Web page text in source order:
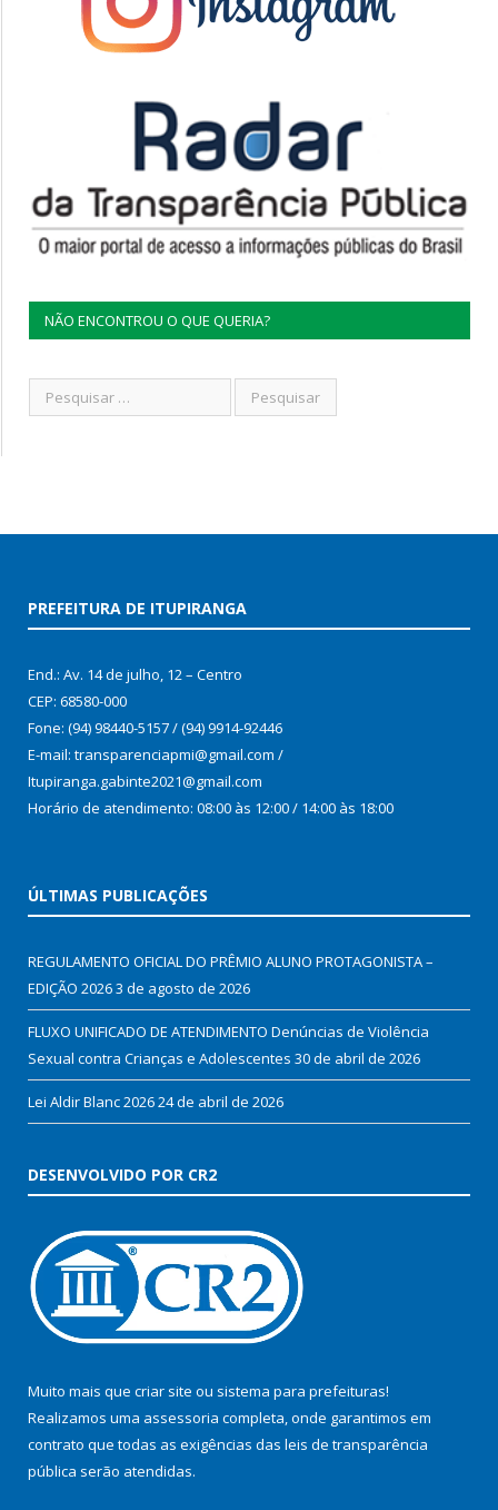
NÃO ENCONTROU O QUE QUERIA?
PREFEITURA DE ITUPIRANGA
End.: Av. 14 de julho, 12 – Centro
CEP: 68580-000
Fone: (94) 98440-5157 / (94) 9914-92446
E-mail: transparenciapmi@gmail.com /
Itupiranga.gabinte2021@gmail.com
Horário de atendimento: 08:00 às 12:00 / 14:00 às 18:00
ÚLTIMAS PUBLICAÇÕES
REGULAMENTO OFICIAL DO PRÊMIO ALUNO PROTAGONISTA –
EDIÇÃO 20263 de agosto de 2026
FLUXO UNIFICADO DE ATENDIMENTO Denúncias de Violência
Sexual contra Crianças e Adolescentes 30 de abril de 2026
Lei Aldir Blanc 202624 de abril de 2026
DESENVOLVIDO POR CR2
Muito mais que criar site ou sistema para prefeituras!
Realizamos uma assessoria completa, onde garantimos em
contrato que todas as exigências das leis de transparência
pública serão atendidas.